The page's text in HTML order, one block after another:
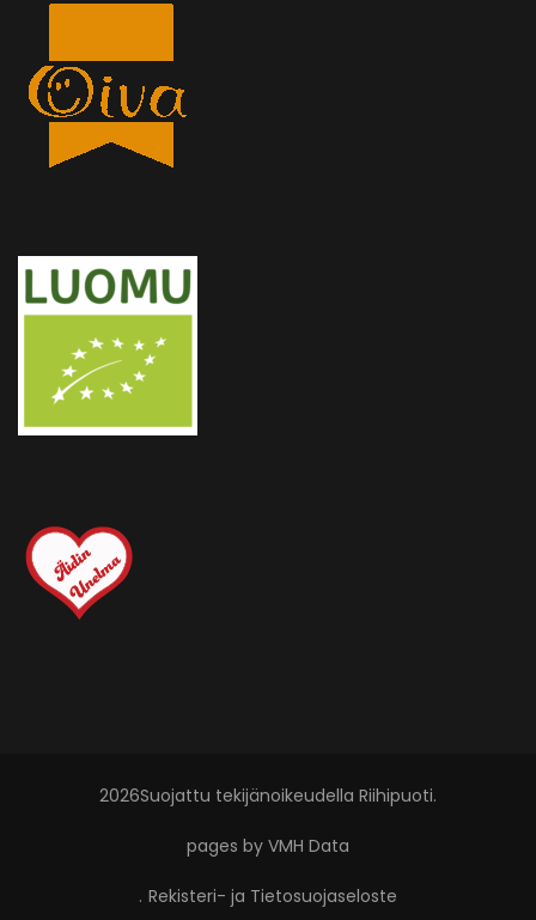
2026Suojattu tekijänoikeudella Riihipuoti.
pages by VMH Data
. Rekisteri- ja Tietosuojaseloste